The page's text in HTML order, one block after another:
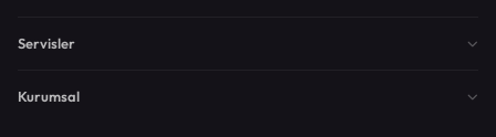
Servisler
Kurumsal